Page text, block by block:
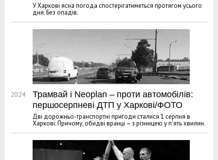
У Харкові ясна погода спостерігатиметься протягом усього
дня. Без опадів.
20:24
Трамвай і Neoplan – проти автомобілів:
першосерпневі ДТП у Харкові/ФОТО
Дві дорожньо-транспортні пригоди сталися 1 серпня в
Харкові. Причому, обидві вранці – з різницею у п'ять хвилин.